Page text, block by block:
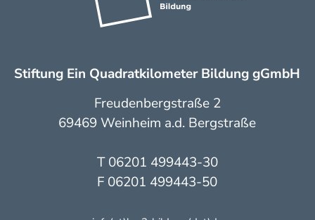
Stiftung Ein Quadratkilometer Bildung gGmbH
Freudenbergstraße 2
69469 Weinheim a.d. Bergstraße
T 06201 499443-30
F 06201 499443-50